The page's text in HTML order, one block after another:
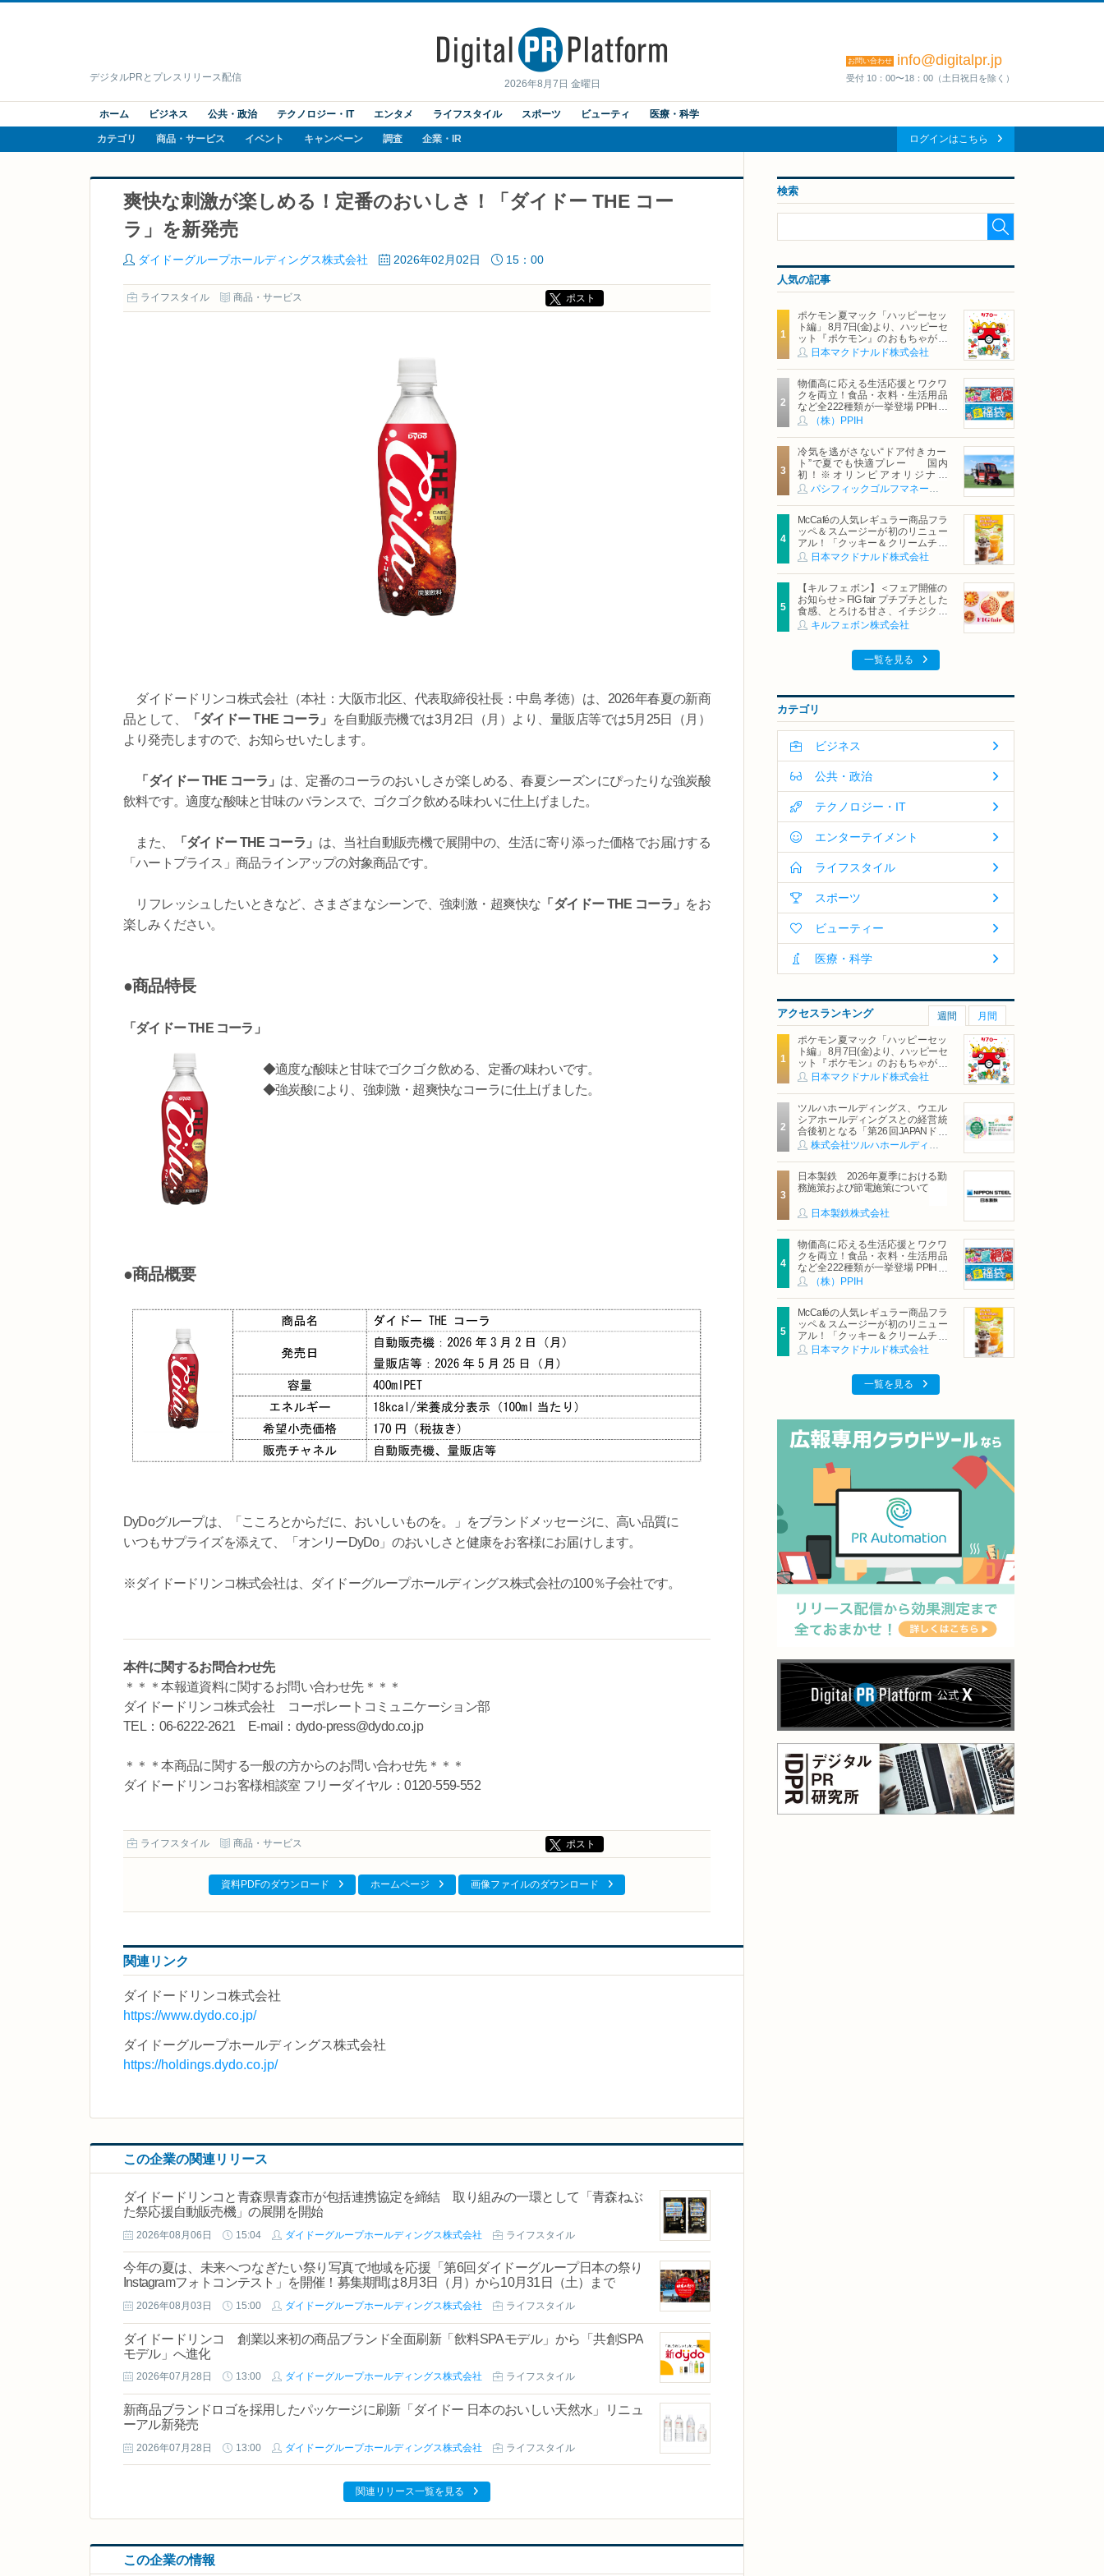
2026年8月7日 金曜日
デジタルPRとプレスリリース配信
お問い合わせ info@digitalpr.jp
受付 10：00〜18：00（土日祝日を除く）
ホーム ビジネス 公共・政治 テクノロジー・IT エンタメ ライフスタイル スポーツ ビューティ 医療・科学
カテゴリ 商品・サービス イベント キャンペーン 調査 企業・IR ログインはこちら
爽快な刺激が楽しめる！定番のおいしさ！「ダイドー THE コー
ラ」を新発売
ダイドーグループホールディングス株式会社 2026年02月02日 15：00
ライフスタイル 商品・サービス ポスト
ダイドードリンコ株式会社（本社：大阪市北区、代表取締役社長：中島 孝徳）は、2026年春夏の新商
品として、
「ダイドー THE コーラ」
を自動販売機では3月2日（月）より、量販店等では5月25日（月）
より発売しますので、お知らせいたします。
「ダイドー THE コーラ」 は、定番のコーラのおいしさが楽しめる、春夏シーズンにぴったりな強炭酸
飲料です。適度な酸味と甘味のバランスで、ゴクゴク飲める味わいに仕上げました。
また、 「ダイドー THE コーラ」 は、当社自動販売機で展開中の、生活に寄り添った価格でお届けする
「ハートプライス」商品ラインアップの対象商品です。
リフレッシュしたいときなど、さまざまなシーンで、強刺激・超爽快な 「ダイドー THE コーラ」 をお
楽しみください。
●商品特長
「ダイドー THE コーラ」
◆適度な酸味と甘味でゴクゴク飲める、定番の味わいです。
◆強炭酸により、強刺激・超爽快なコーラに仕上げました。
●商品概要
DyDoグループは、「こころとからだに、おいしいものを。」をブランドメッセージに、高い品質に
いつもサプライズを添えて、「オンリーDyDo」のおいしさと健康をお客様にお届けします。
※ダイドードリンコ株式会社は、ダイドーグループホールディングス株式会社の100％子会社です。
本件に関するお問合わせ先
＊＊＊本報道資料に関するお問い合わせ先＊＊＊
ダイドードリンコ株式会社 コーポレートコミュニケーション部
TEL：06-6222-2621 E-mail：dydo-press@dydo.co.jp
＊＊＊本商品に関する一般の方からのお問い合わせ先＊＊＊
ダイドードリンコお客様相談室 フリーダイヤル：0120-559-552
ライフスタイル 商品・サービス ポスト
資料PDFのダウンロード ホームページ 画像ファイルのダウンロード
関連リンク
ダイドードリンコ株式会社
https://www.dydo.co.jp/
ダイドーグループホールディングス株式会社
https://holdings.dydo.co.jp/
この企業の関連リリース
ダイドードリンコと青森県青森市が包括連携協定を締結 取り組みの一環として「青森ねぶ
た祭応援自動販売機」の展開を開始
2026年08月06日 15:04 ダイドーグループホールディングス株式会社 ライフスタイル
今年の夏は、未来へつなぎたい祭り写真で地域を応援「第6回ダイドーグループ日本の祭り
Instagramフォトコンテスト」を開催！募集期間は8月3日（月）から10月31日（土）まで
2026年08月03日 15:00 ダイドーグループホールディングス株式会社 ライフスタイル
ダイドードリンコ 創業以来初の商品ブランド全面刷新「飲料SPAモデル」から「共創SPA
モデル」へ進化
2026年07月28日 13:00 ダイドーグループホールディングス株式会社 ライフスタイル
新商品ブランドロゴを採用したパッケージに刷新「ダイドー 日本のおいしい天然水」リニュ
ーアル新発売
2026年07月28日 13:00 ダイドーグループホールディングス株式会社 ライフスタイル
関連リリース一覧を見る
この企業の情報
検索
人気の記事
ポケモン夏マック「ハッピーセッ
ト編」 8月7日(金)より、ハッピーセ
ット『ポケモン』のおもちゃが期
間限定登場
日本マクドナルド株式会社
物価高に応える生活応援とワクワ
クを両立！食品・衣料・生活用品
など全222種類が一挙登場 PPIHグ
ループ「夏福袋」＆セール 8月6日
(木)より順次スタート
（株）PPIH
冷気を逃がさない“ドア付きカー
ト”で夏でも快適プレー 国内
初！※オリンピアオリジナル
「AirCon Cart（エアコンカー
ト）」導入 | ＰＧＭ
McCaféの人気レギュラー商品フラ
ッペ＆スムージーが初のリニュー
アル！「クッキー＆クリームチョ
コフラッペ」「マンゴースムージ
ー」8月5日（水）から販売開始
日本マクドナルド株式会社
【キル フェ ボン】＜フェア開催の
お知らせ＞FIG fair プチプチとした
食感、とろける甘さ、イチジクの
魅力をたっぷりと。新作を含め、
イチジク尽くしの全4種が登場8月
キルフェボン株式会社
一覧を見る
カテゴリ
ビジネス
公共・政治
テクノロジー・IT
エンターテイメント
ライフスタイル
スポーツ
ビューティー
医療・科学
アクセスランキング 週間 月間
ポケモン夏マック「ハッピーセッ
ト編」 8月7日(金)より、ハッピーセ
ット『ポケモン』のおもちゃが期
間限定登場
日本マクドナルド株式会社
ツルハホールディングス、ウエル
シアホールディングスとの経営統
合後初となる「第26回JAPANドラ
ッグストアショー」に出展
株式会社ツルハホールディングス
日本製鉄 2026年夏季における勤
務施策および節電施策について
日本製鉄株式会社
物価高に応える生活応援とワクワ
クを両立！食品・衣料・生活用品
など全222種類が一挙登場 PPIHグ
ループ「夏福袋」＆セール 8月6日
（株）PPIH
McCaféの人気レギュラー商品フラ
ッペ＆スムージーが初のリニュー
アル！「クッキー＆クリームチョ
コフラッペ」「マンゴースムージ
日本マクドナルド株式会社
一覧を見る